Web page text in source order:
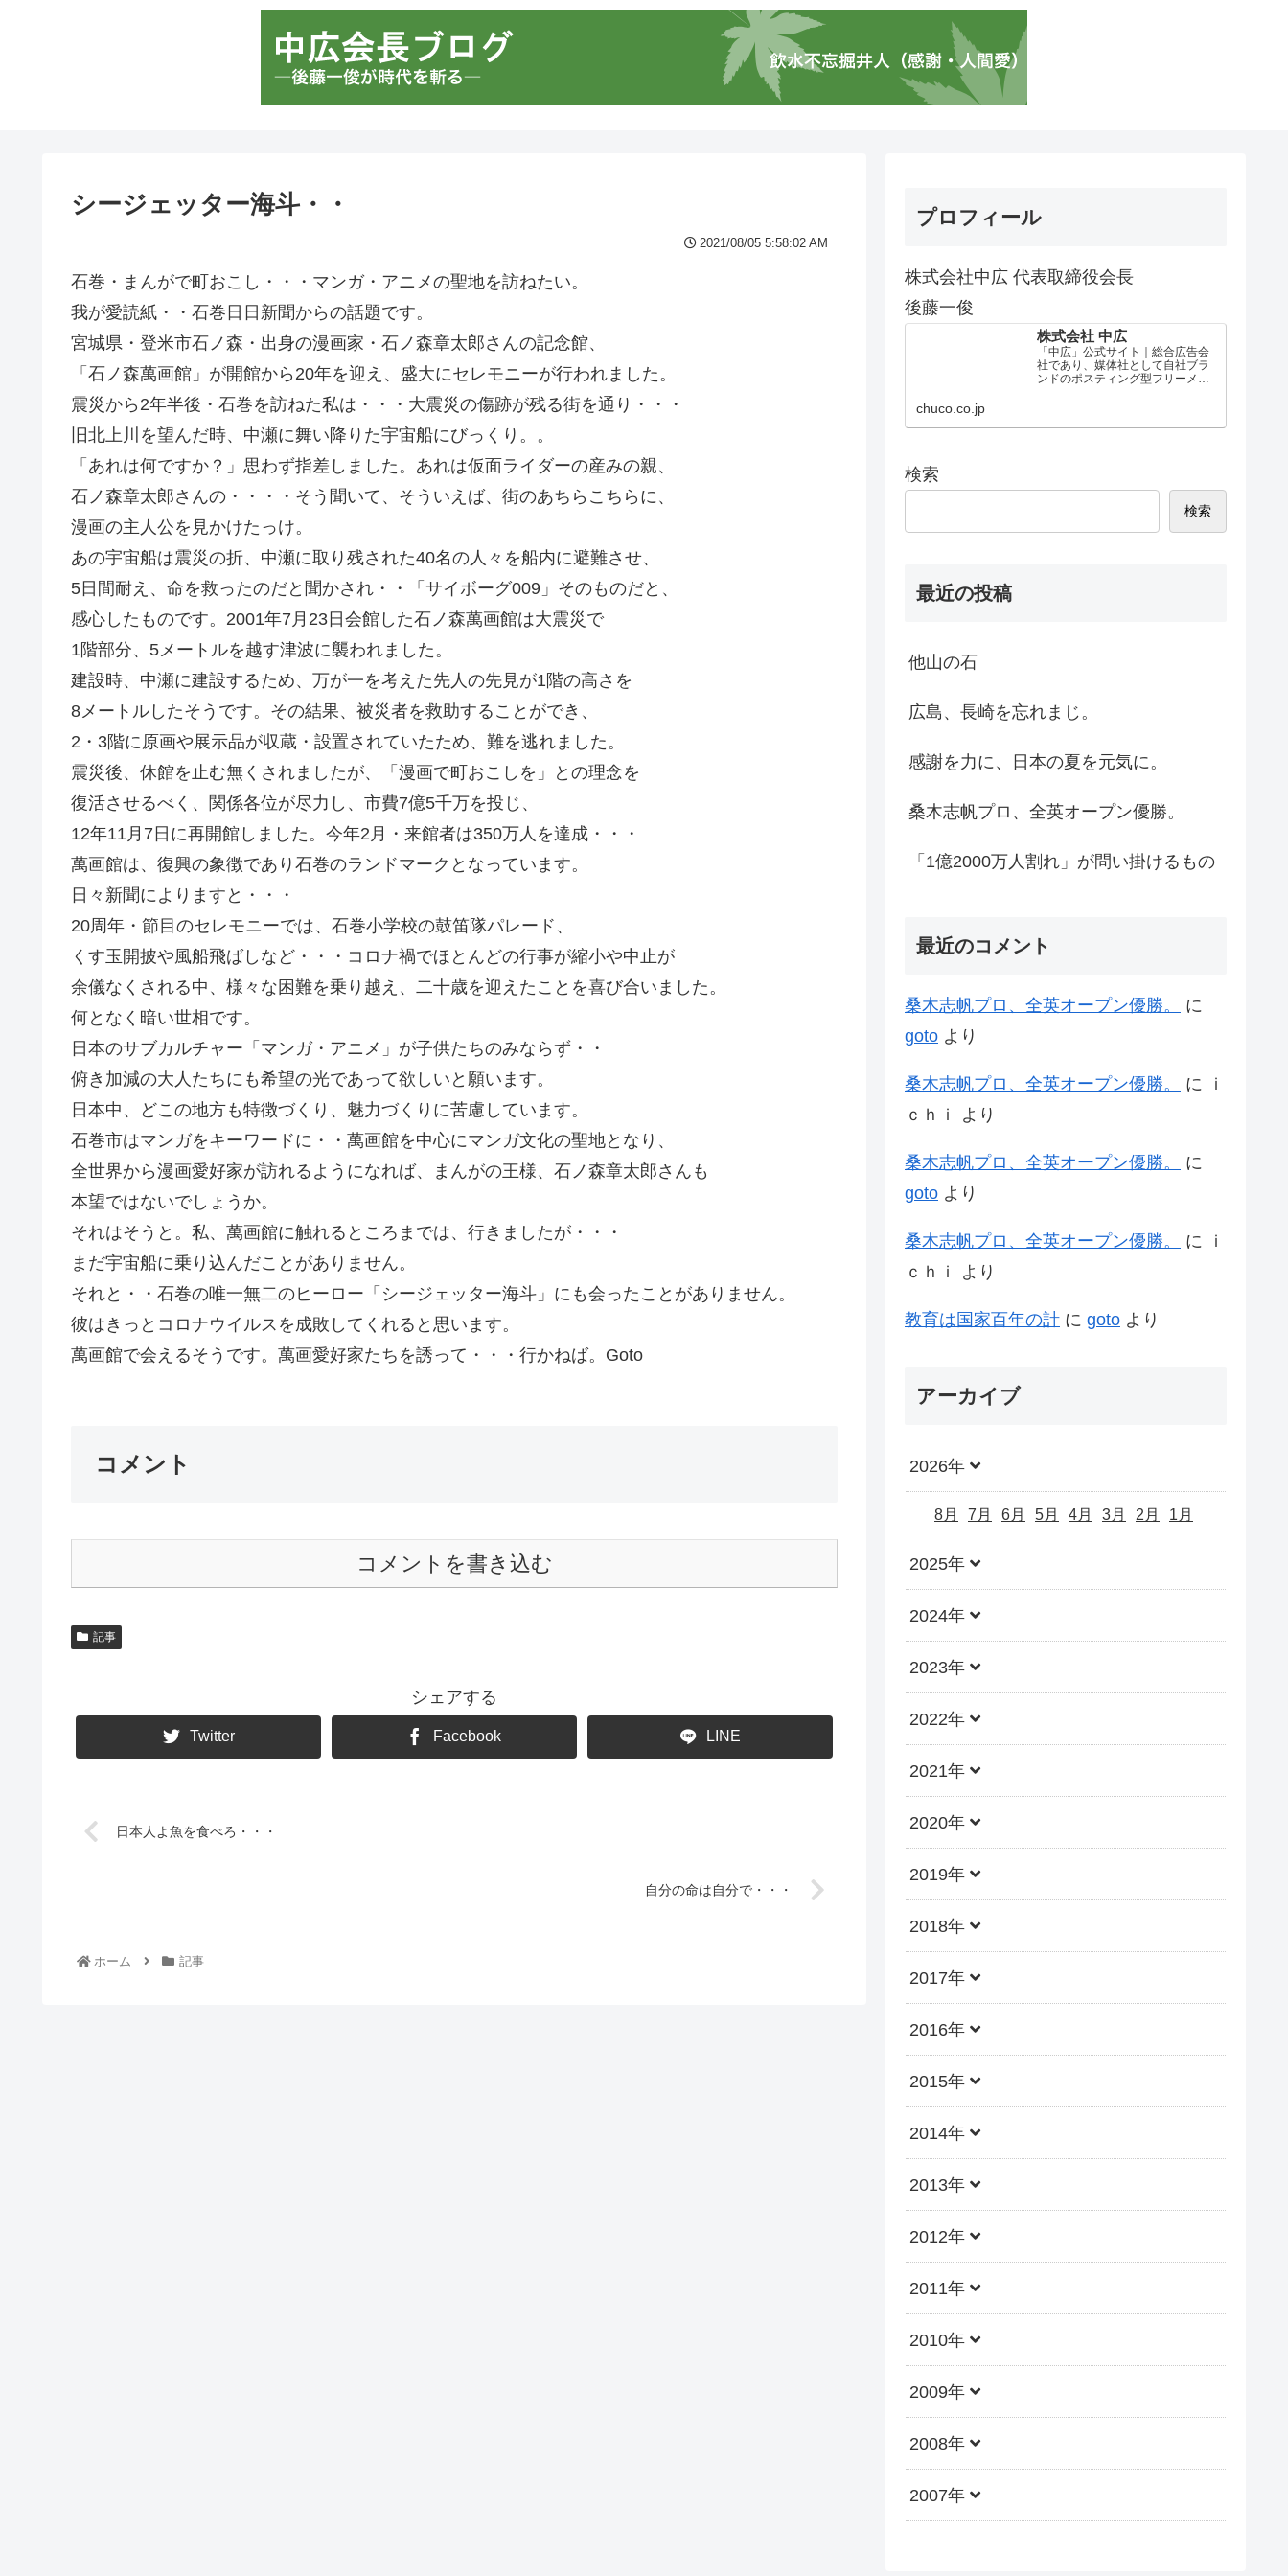
シージェッター海斗・・
2021/08/05 5:58:02 AM
石巻・まんがで町おこし・・・マンガ・アニメの聖地を訪ねたい。
我が愛読紙・・石巻日日新聞からの話題です。
宮城県・登米市石ノ森・出身の漫画家・石ノ森章太郎さんの記念館、
「石ノ森萬画館」が開館から20年を迎え、盛大にセレモニーが行われました。
震災から2年半後・石巻を訪ねた私は・・・大震災の傷跡が残る街を通り・・・
旧北上川を望んだ時、中瀬に舞い降りた宇宙船にびっくり。。
「あれは何ですか？」思わず指差しました。あれは仮面ライダーの産みの親、
石ノ森章太郎さんの・・・・そう聞いて、そういえば、街のあちらこちらに、
漫画の主人公を見かけたっけ。
あの宇宙船は震災の折、中瀬に取り残された40名の人々を船内に避難させ、
5日間耐え、命を救ったのだと聞かされ・・「サイボーグ009」そのものだと、
感心したものです。2001年7月23日会館した石ノ森萬画館は大震災で
1階部分、5メートルを越す津波に襲われました。
建設時、中瀬に建設するため、万が一を考えた先人の先見が1階の高さを
8メートルしたそうです。その結果、被災者を救助することができ、
2・3階に原画や展示品が収蔵・設置されていたため、難を逃れました。
震災後、休館を止む無くされましたが、「漫画で町おこしを」との理念を
復活させるべく、関係各位が尽力し、市費7億5千万を投じ、
12年11月7日に再開館しました。今年2月・来館者は350万人を達成・・・
萬画館は、復興の象徴であり石巻のランドマークとなっています。
日々新聞によりますと・・・
20周年・節目のセレモニーでは、石巻小学校の鼓笛隊パレード、
くす玉開披や風船飛ばしなど・・・コロナ禍でほとんどの行事が縮小や中止が
余儀なくされる中、様々な困難を乗り越え、二十歳を迎えたことを喜び合いました。
何となく暗い世相です。
日本のサブカルチャー「マンガ・アニメ」が子供たちのみならず・・
俯き加減の大人たちにも希望の光であって欲しいと願います。
日本中、どこの地方も特徴づくり、魅力づくりに苦慮しています。
石巻市はマンガをキーワードに・・萬画館を中心にマンガ文化の聖地となり、
全世界から漫画愛好家が訪れるようになれば、まんがの王様、石ノ森章太郎さんも
本望ではないでしょうか。
それはそうと。私、萬画館に触れるところまでは、行きましたが・・・
まだ宇宙船に乗り込んだことがありません。
それと・・石巻の唯一無二のヒーロー「シージェッター海斗」にも会ったことがありません。
彼はきっとコロナウイルスを成敗してくれると思います。
萬画館で会えるそうです。萬画愛好家たちを誘って・・・行かねば。Goto
コメント
コメントを書き込む
記事
シェアする
Twitter Facebook LINE
日本人よ魚を食べろ・・・
自分の命は自分で・・・
ホーム 記事
プロフィール
株式会社中広 代表取締役会長
後藤一俊
株式会社 中広
「中広」公式サイト｜総合広告会
社であり、媒体社として自社ブラ
ンドのポスティング型フリーメデ
chuco.co.jp
検索
検索
最近の投稿
他山の石
広島、長崎を忘れまじ。
感謝を力に、日本の夏を元気に。
桑木志帆プロ、全英オープン優勝。
「1億2000万人割れ」が問い掛けるもの
最近のコメント
桑木志帆プロ、全英オープン優勝。
に
goto より
桑木志帆プロ、全英オープン優勝。 に
ｉ
ｃｈｉ
より
桑木志帆プロ、全英オープン優勝。
に
goto より
桑木志帆プロ、全英オープン優勝。 に
ｉ
ｃｈｉ
より
教育は国家百年の計 に goto より
アーカイブ
2026年
8月 7月 6月 5月 4月 3月 2月 1月
2025年
2024年
2023年
2022年
2021年
2020年
2019年
2018年
2017年
2016年
2015年
2014年
2013年
2012年
2011年
2010年
2009年
2008年
2007年